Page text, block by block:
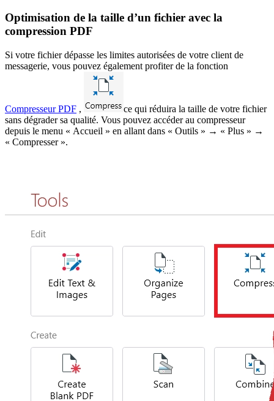
Optimisation de la taille d’un fichier avec la
compression PDF
Si votre fichier dépasse les limites autorisées de votre client de
messagerie, vous pouvez également profiter de la fonction
Compresseur PDF ,
ce qui réduira la taille de votre fichier
sans dégrader sa qualité. Vous pouvez accéder au compresseur
depuis le menu « Accueil » en allant dans « Outils » → « Plus » →
« Compresser ».